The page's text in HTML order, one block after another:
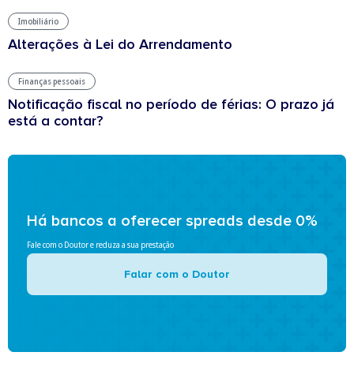
Imobiliário
Alterações à Lei do Arrendamento
Finanças pessoais
Notificação fiscal no período de férias: O prazo já
está a contar?
Há bancos a oferecer spreads desde 0%
Fale com o Doutor e reduza a sua prestação
Falar com o Doutor